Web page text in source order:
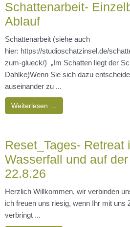
Schattenarbeit-
Ablauf
Schattenarbeit (siehe auch
hier: https://studioschatzinsel.de/
zum-glueck/) „Im Schatten liegt der
Dahlke)Wenn Sie sich dazu
auseinander zu ...
Weiterlesen …
Reset_Tages- Retreat
Wasserfall und auf
22.8.26
Herzlich Willkommen, wir verbinden
ich freuen uns riesig, wenn Ihr mit uns
verbringt ...